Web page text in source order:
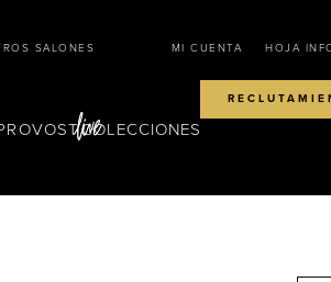
SALONES MI CUENTA HOJA
COLECCIONES